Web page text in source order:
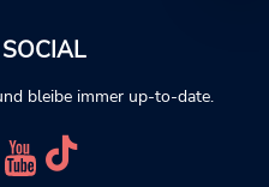
bleibe immer up-to-date.